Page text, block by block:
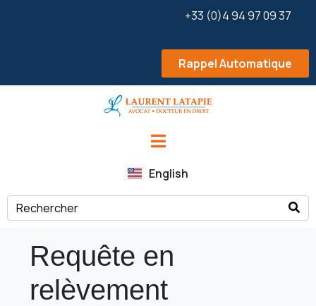
+33 (0)4 94 97 09 37
Rappel Automatique
English
Requête en
relèvement